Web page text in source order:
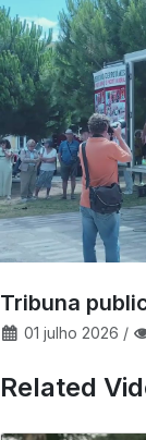
Tribuna
01 julho 2026 /
Related